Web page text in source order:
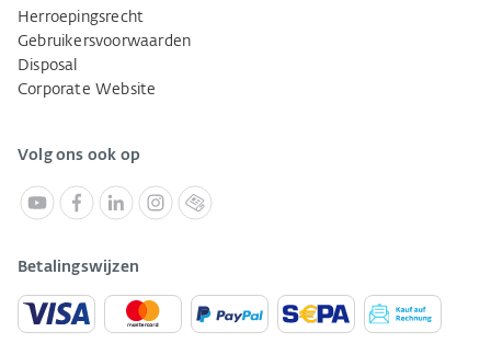
Herroepingsrecht
Gebruikersvoorwaarden
Disposal
Corporate Website
Volg ons ook op
Betalingswijzen